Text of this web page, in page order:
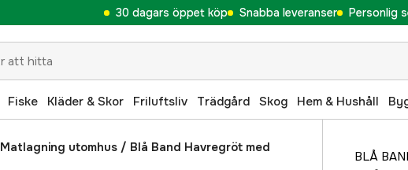
30 dagars öppet köp Snabba leveranser Personlig
Fiske Kläder & Skor Friluftsliv Trädgård Skog Hem & Hushåll
Matlagning utomhus / Blå Band Havregröt med
BLÅ